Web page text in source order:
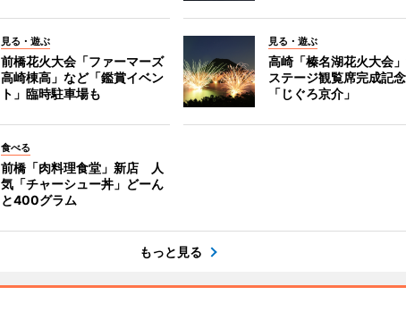
見る・遊ぶ
前橋花火大会「ファーマーズ
高崎棟高」など「鑑賞イベン
ト」臨時駐車場も
見る・遊ぶ
高崎「榛名湖花火大会
ステージ観覧席完成記
「じぐろ京介」
食べる
前橋「肉料理食堂」新店 人
気「チャーシュー丼」どーん
と400グラム
もっと見る